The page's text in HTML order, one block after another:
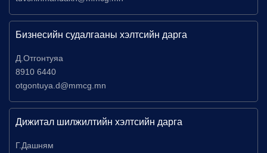
Бизнесийн судалгааны хэлтсийн дарга
Д.Отгонтуяа
8910 6440
otgontuya.d@mmcg.mn
Дижитал шилжилтийн хэлтсийн дарга
Г.Дашням